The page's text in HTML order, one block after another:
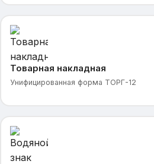
Товарная накладная
Унифицированная форма ТОРГ-12